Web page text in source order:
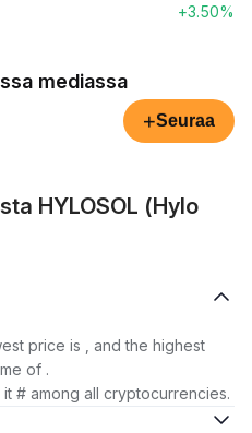
+3.50%
mediassa
+Seuraa
HYLOSOL (Hylo
price is , and the highest
of .
# among all cryptocurrencies.